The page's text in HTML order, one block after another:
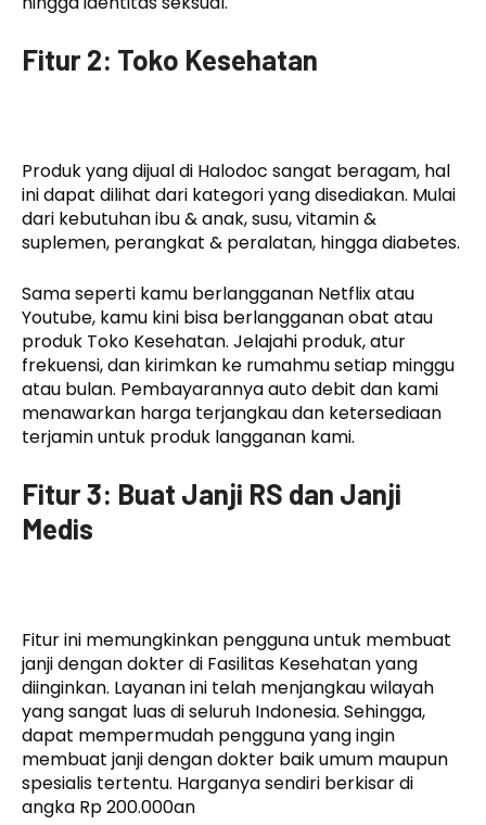
Fitur 2: Toko Kesehatan
Produk yang dijual di Halodoc sangat beragam, hal
ini dapat dilihat dari kategori yang disediakan. Mulai
dari kebutuhan ibu & anak, susu, vitamin &
suplemen, perangkat & peralatan, hingga diabetes.
Sama seperti kamu berlangganan Netflix atau
Youtube, kamu kini bisa berlangganan obat atau
produk Toko Kesehatan. Jelajahi produk, atur
frekuensi, dan kirimkan ke rumahmu setiap minggu
atau bulan. Pembayarannya auto debit dan kami
menawarkan harga terjangkau dan ketersediaan
terjamin untuk produk langganan kami.
Fitur 3: Buat Janji RS dan Janji
Medis
Fitur ini memungkinkan pengguna untuk membuat
janji dengan dokter di Fasilitas Kesehatan yang
diinginkan. Layanan ini telah menjangkau wilayah
yang sangat luas di seluruh Indonesia. Sehingga,
dapat mempermudah pengguna yang ingin
membuat janji dengan dokter baik umum maupun
spesialis tertentu. Harganya sendiri berkisar di
angka Rp 200.000an